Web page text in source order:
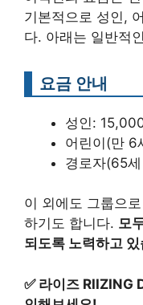
기본적으로 성인,
다. 아래는 일반적
요금 안내
성인:
어린이(만 6
경로자(65
이 외에도 그룹으
하기도 합니다. 모
되도록 노력하고
✅ 라이즈 RIIZING